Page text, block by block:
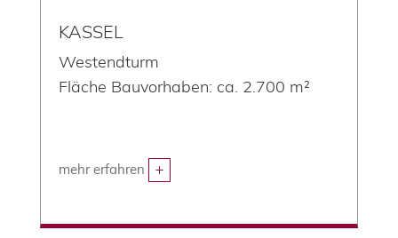
KASSEL
Westendturm
Fläche Bauvorhaben: ca. 2.700 m²
mehr erfahren